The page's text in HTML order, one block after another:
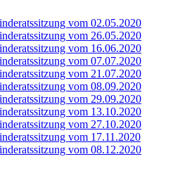
vom 02.05.2020
vom 26.05.2020
vom 16.06.2020
vom 07.07.2020
vom 21.07.2020
vom 08.09.2020
vom 29.09.2020
vom 13.10.2020
vom 27.10.2020
vom 17.11.2020
vom 08.12.2020